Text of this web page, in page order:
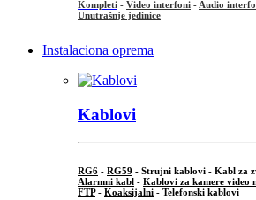
Kompleti - Video interfoni - Audio
Unutrašnje jedinice
Instalaciona oprema
Kablovi
RG6 - RG59 - Strujni kablovi - Kabl za
Alarmni kabl - Kablovi za kamere video
FTP- Koaksijalni - Telefonski kablovi